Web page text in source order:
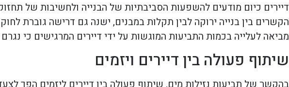
דיירים כיום מודעים להשפעות הסביבתיות של הבנייה ולחשיבות של
הקשרים בין בנייה ירוקה לבין תקלות במבנים, ישנה גם דרישה גוברת
מביאה לעלייה בכמות התביעות המוגשות על ידי דיירים המרגישים כי
שיתוף פעולה בין דיירים ויזמים
בהקשר של תביעות נזילות מים, שיתוף פעולה בין דיירים ליזמים הפך